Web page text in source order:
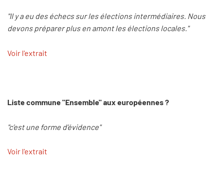
"Il y a eu des échecs sur les élections intermédiaires. Nous
devons préparer plus en amont les élections locales."
Voir l'extrait
Liste commune "Ensemble" aux européennes ?
"c’est une forme d’évidence"
Voir l'extrait